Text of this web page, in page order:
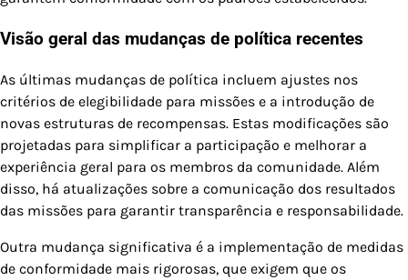
Visão geral das mudanças de política recentes
As últimas mudanças de política incluem ajustes nos
critérios de elegibilidade para missões e a introdução de
novas estruturas de recompensas. Estas modificações são
projetadas para simplificar a participação e melhorar a
experiência geral para os membros da comunidade. Além
disso, há atualizações sobre a comunicação dos resultados
das missões para garantir transparência e responsabilidade.
Outra mudança significativa é a implementação de medidas
de conformidade mais rigorosas, que exigem que os